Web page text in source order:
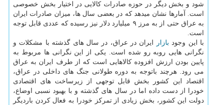
شود و بخش دیگر در حوزه صادرات کالایی در اختیار بخش خصوصی
است. آمارها نشان میدهد که در بعضی سال ها، میزان صادرات ایران
به عراق حتی از به مرز ۹ میلیارد دلار نیز رسیده که عددی قابل توجه
است.
با این وجود بازار
ایران در عراق، در سال های گذشته با مشکلات و
نگرانی هایی روبه رو شده است. یکی از این نگرانی ها مربوط به
پایین بودن ارزش افزوده کالاهایی است که از طرف ایران به عراق
می رود. هرچند باتوجه به دوره طولانی جنگ های داخلی در عراق،
اقتصاد این کشور بخش قابل توجهی از زیرساخت های اقتصادی
خودرا از دست داده اما در سال های گذشته و با بهبود نسبی اوضاع،
دولت این کشور، بخش زیادی از تمرکز خودرا به فعال کردن باردیگر